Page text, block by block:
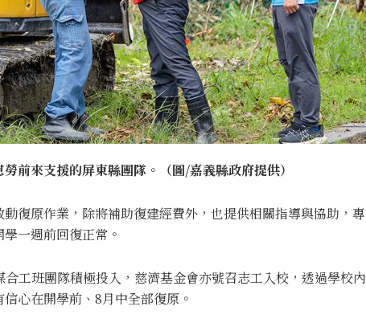
前來支援的屏東縣團隊。（圖/嘉義縣政府提供）
復原作業，除將補助復建經費外，也提供相關指導與協助，專
一週前回復正常。
工班團隊積極投入，慈濟基金會亦號召志工入校，透過學校內
心在開學前、8月中全部復原。